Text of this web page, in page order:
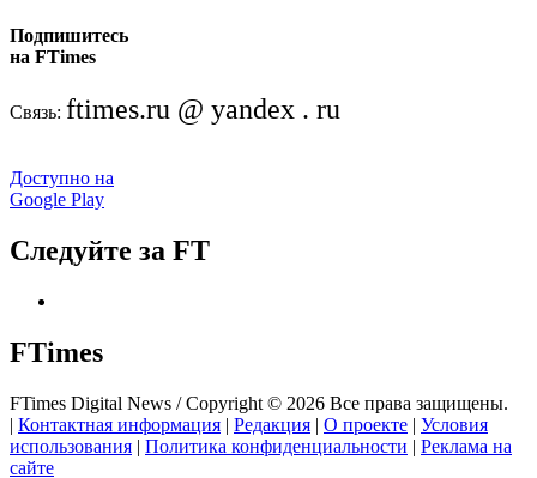
Подпишитесь
на FTimes
Связь: ftimes.ru @ yandex . ru
Доступно на
Google Play
Следуйте за FT
FTimes
FTimes Digital News / Copyright © 2026 Все права защищены.
| Контактная информация | Редакция | О проекте | Условия
использования | Политика конфиденциальности | Реклама на
сайте